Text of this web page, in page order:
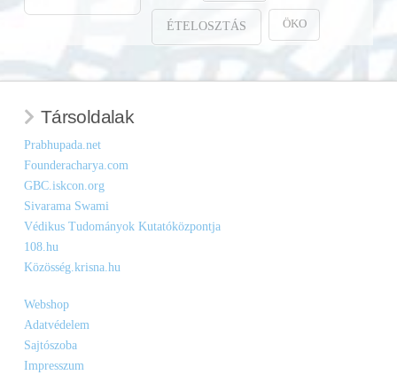
ÉTELOSZTÁS ÖKO
Társoldalak
Prabhupada.net
Founderacharya.com
GBC.iskcon.org
Sivarama Swami
Védikus Tudományok Kutatóközpontja
108.hu
Közösség.krisna.hu
Webshop
Adatvédelem
Sajtószoba
Impresszum